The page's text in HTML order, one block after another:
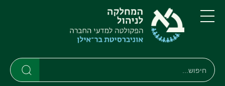
דילוג
העיקרי
דילוג
ניווט
ראשי
תפריט
חיפוש
Search